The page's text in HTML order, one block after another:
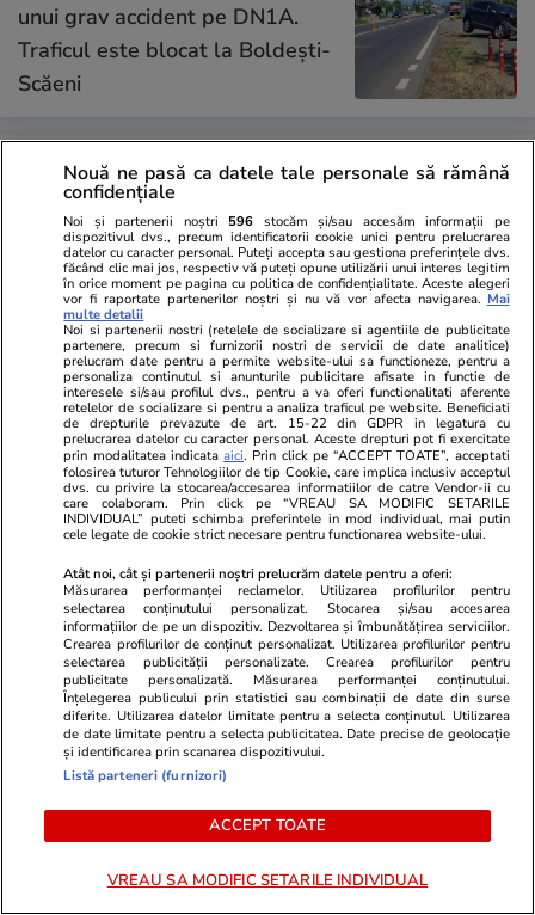
unui grav accident pe DN1A.
Traficul este blocat la Boldești-
Scăeni
Știri România 13:00
Toată lumea se oprește la
această tarabă cu roșii din Piața
Obor. Cât costă kilogramul de
roșii negre, galbene și portocalii
10:46
Dizident conservator sau
trădător?
08:00
Războiul hibrid și întâlnirile zen
Nouă ne pasă ca datele tale personale să rămână
confidențiale
Noi și partenerii noștri 596 stocăm și/sau accesăm informații pe
dispozitivul dvs., precum identificatorii cookie unici pentru prelucrarea
datelor cu caracter personal. Puteți accepta sau gestiona preferințele dvs.
făcând clic mai jos, respectiv vă puteți opune utilizării unui interes legitim
în orice moment pe pagina cu politica de confidențialitate. Aceste alegeri
vor fi raportate partenerilor noștri și nu vă vor afecta navigarea. Mai
multe detalii
Noi si partenerii nostri (retelele de socializare si agentiile de publicitate
partenere, precum si furnizorii nostri de servicii de date analitice)
prelucram date pentru a permite website-ului sa functioneze, pentru a
personaliza continutul si anunturile publicitare afisate in functie de
interesele si/sau profilul dvs., pentru a va oferi functionalitati aferente
retelelor de socializare si pentru a analiza traficul pe website. Beneficiati
de drepturile prevazute de art. 15-22 din GDPR in legatura cu
prelucrarea datelor cu caracter personal. Aceste drepturi pot fi exercitate
prin modalitatea indicataaici. Prin click pe “ACCEPT TOATE”, acceptati
folosirea tuturor Tehnologiilor de tip Cookie, care implica inclusiv acceptul
dvs. cu privire la stocarea/accesarea informatiilor de catre Vendor-ii cu
care colaboram. Prin click pe “VREAU SA MODIFIC SETARILE
INDIVIDUAL” puteti schimba preferintele in mod individual, mai putin
cele legate de cookie strict necesare pentru functionarea website-ului.
Atât noi, cât și partenerii noștri prelucrăm datele pentru a oferi:
Măsurarea performanței reclamelor. Utilizarea profilurilor pentru
selectarea conținutului personalizat. Stocarea și/sau accesarea
informațiilor de pe un dispozitiv. Dezvoltarea și îmbunătățirea serviciilor.
Crearea profilurilor de conținut personalizat. Utilizarea profilurilor pentru
selectarea publicității personalizate. Crearea profilurilor pentru
publicitate personalizată. Măsurarea performanței conținutului.
Înțelegerea publicului prin statistici sau combinații de date din surse
diferite. Utilizarea datelor limitate pentru a selecta conținutul. Utilizarea
de date limitate pentru a selecta publicitatea. Date precise de geolocație
și identificarea prin scanarea dispozitivului.
Listă parteneri (furnizori)
ACCEPT TOATE
VREAU SA MODIFIC SETARILE INDIVIDUAL